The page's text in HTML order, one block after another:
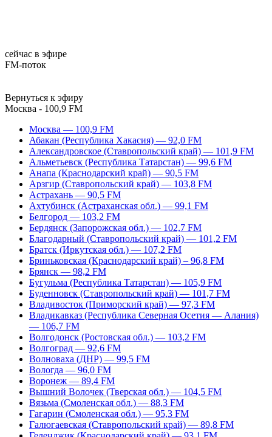
сейчас в эфире
FM-поток
Вернуться к эфиру
Москва - 100,9 FM
Москва — 100,9 FM
Абакан (Республика Хакасия) — 92,0 FM
Александровское (Ставропольский край) — 101,9 FM
Альметьевск (Республика Татарстан) — 99,6 FM
Анапа (Краснодарский край) — 90,5 FM
Арзгир (Ставропольский край) — 103,8 FM
Астрахань — 90,5 FM
Ахтубинск (Астраханская обл.) — 99,1 FM
Белгород — 103,2 FM
Бердянск (Запорожская обл.) — 102,7 FM
Благодарный (Ставропольский край) — 101,2 FM
Братск (Иркутская обл.) — 107,2 FM
Бриньковская (Краснодарский край) – 96,8 FM
Брянск — 98,2 FM
Бугульма (Республика Татарстан) — 105,9 FM
Буденновск (Ставропольский край) — 101,7 FM
Владивосток (Приморский край) — 97,3 FM
Владикавказ (Республика Северная Осетия — Алания)
— 106,7 FM
Волгодонск (Ростовская обл.) — 103,2 FM
Волгоград — 92,6 FM
Волноваха (ДНР) — 99,5 FM
Вологда — 96,0 FM
Воронеж — 89,4 FM
Вышний Волочек (Тверская обл.) — 104,5 FM
Вязьма (Смоленская обл.) — 88,3 FM
Гагарин (Смоленская обл.) — 95,3 FM
Галюгаевская (Ставропольский край) — 89,8 FM